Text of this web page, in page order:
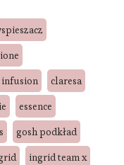
claresa
essence
gosh podkład
ingrid team x